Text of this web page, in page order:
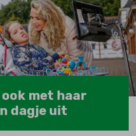
ook met haar
dagje uit